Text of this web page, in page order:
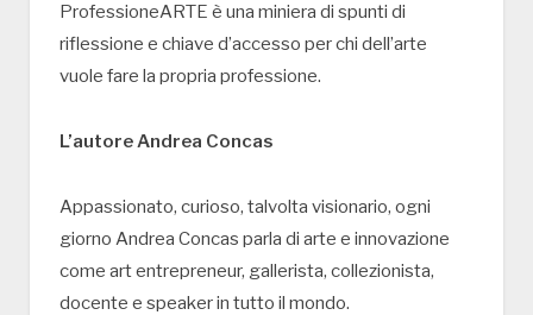
ProfessioneARTE è una miniera di spunti di
riflessione e chiave d’accesso per chi dell’arte
vuole fare la propria professione.
L’autore Andrea Concas
Appassionato, curioso, talvolta visionario, ogni
giorno Andrea Concas parla di arte e innovazione
come art entrepreneur, gallerista, collezionista,
docente e speaker in tutto il mondo.